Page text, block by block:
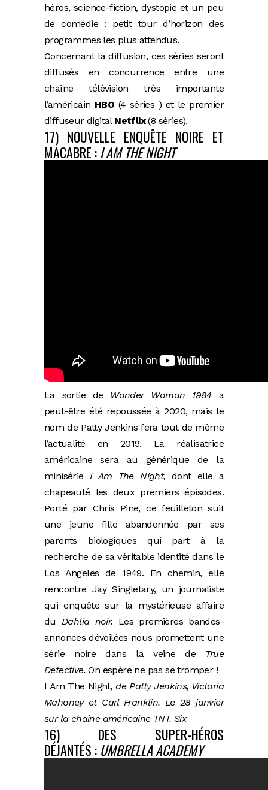
héros, science-fiction, dystopie et un peu
de comédie : petit tour d’horizon des
programmes les plus attendus.
Concernant la diffusion, ces séries seront
diffusés en concurrence entre une
chaîne télévision très importante
l’américain HBO (4 séries ) et le premier
diffuseur digital Netflix(8 séries).
17) NOUVELLE ENQUÊTE NOIRE ET
MACABRE :I AM THE NIGHT
La sortie de Wonder Woman 1984a
peut-être été repoussée à 2020, mais le
nom de Patty Jenkins fera tout de même
l’actualité en 2019. La réalisatrice
américaine sera au générique de la
minisérie I Am The Night, dont elle a
chapeauté les deux premiers épisodes.
Porté par Chris Pine, ce feuilleton suit
une jeune fille abandonnée par ses
parents biologiques qui part à la
recherche de sa véritable identité dans le
Los Angeles de 1949. En chemin, elle
rencontre Jay Singletary, un journaliste
qui enquête sur la mystérieuse affaire
duDahlia noir. Les premières bandes-
annonces dévoilées nous promettent une
série noire dans la veine de True
Detective. On espère ne pas se tromper !
I Am The Night, de Patty Jenkins, Victoria
Mahoney et Carl Franklin. Le 28 janvier
sur la chaîne américaine TNT. Six
16) DES SUPER-HÉROS
DÉJANTÉS : UMBRELLA ACADEMY